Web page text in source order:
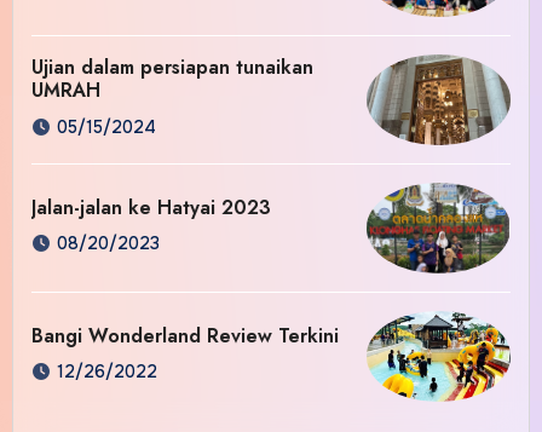
Ujian dalam persiapan tunaikan
UMRAH
05/15/2024
Jalan-jalan ke Hatyai 2023
08/20/2023
Bangi Wonderland Review Terkini
12/26/2022